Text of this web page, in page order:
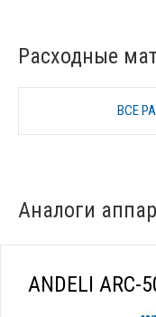
Расходные
ВСЕ
Аналоги
ANDELI ARC-